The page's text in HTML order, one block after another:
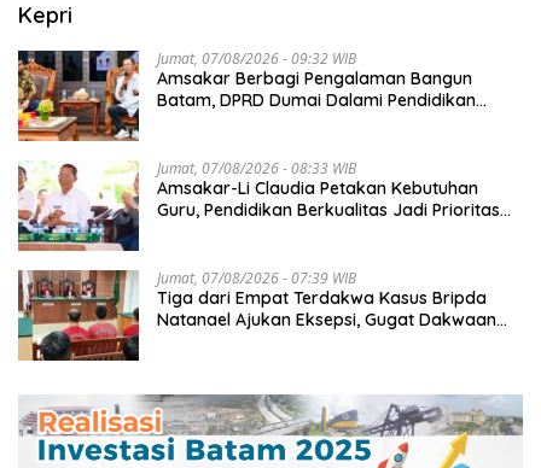
Kepri
Jumat, 07/08/2026 - 09:32 WIB
Amsakar Berbagi Pengalaman Bangun
Batam, DPRD Dumai Dalami Pendidikan
Jumat, 07/08/2026 - 08:33 WIB
Amsakar-Li Claudia Petakan Kebutuhan
Guru, Pendidikan Berkualitas Jadi Prioritas
Jumat, 07/08/2026 - 07:39 WIB
Tiga dari Empat Terdakwa Kasus Bripda
Natanael Ajukan Eksepsi, Gugat Dakwaan